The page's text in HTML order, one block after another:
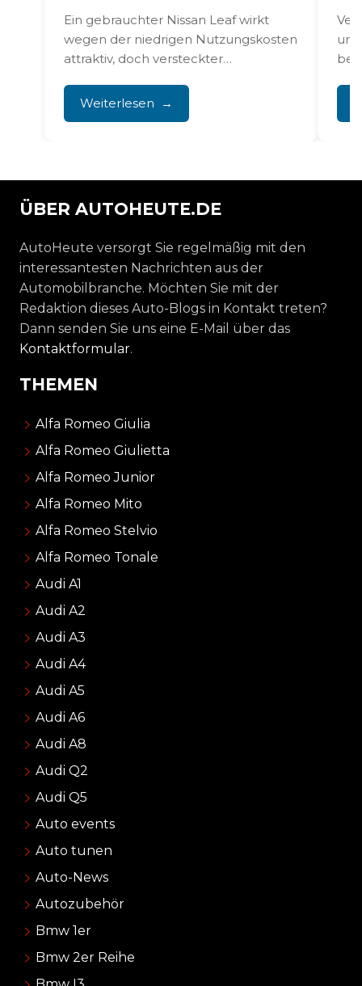
Ein gebrauchter Nissan Leaf wirkt
wegen der niedrigen Nutzungskosten
attraktiv, doch versteckter
teuer werden. Vor allem...
Weiterlesen
ÜBER AUTOHEUTE.DE
AutoHeute versorgt Sie regelmäßig mit den
interessantesten Nachrichten aus der
Automobilbranche. Möchten Sie mit der
Redaktion dieses Auto-Blogs in Kontakt treten?
Dann senden Sie uns eine E-Mail über das
Kontaktformular.
THEMEN
Alfa Romeo Giulia
Alfa Romeo Giulietta
Alfa Romeo Junior
Alfa Romeo Mito
Alfa Romeo Stelvio
Alfa Romeo Tonale
Audi A1
Audi A2
Audi A3
Audi A4
Audi A5
Audi A6
Audi A8
Audi Q2
Audi Q5
Auto events
Auto tunen
Auto-News
Autozubehör
Bmw 1er
Bmw 2er Reihe